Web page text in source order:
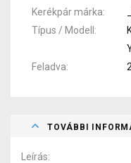
Kerékpár márka
Típus / Modell
Feladva
TOVÁBBI
Leírás